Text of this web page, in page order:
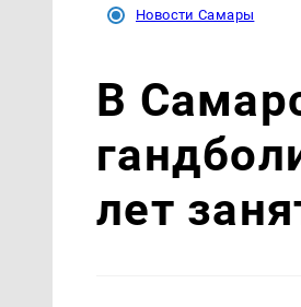
Новости Самары
В
лет